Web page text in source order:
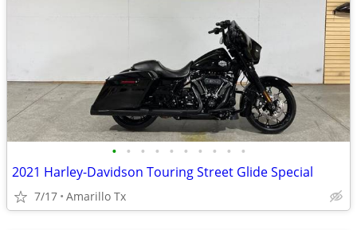
• • • • • • • • • •
2021 Harley-Davidson Touring Street Glide Special
7/17 Amarillo Tx